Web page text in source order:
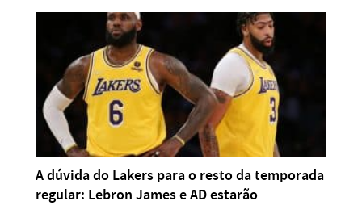
A dúvida do Lakers para o resto da temporada
regular: Lebron James e AD estarão